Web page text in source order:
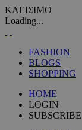
ΚΛΕΙΣΙΜΟ
Loading...
FASHION
BLOGS
SHOPPING
HOME
LOGIN
SUBSCRIBE